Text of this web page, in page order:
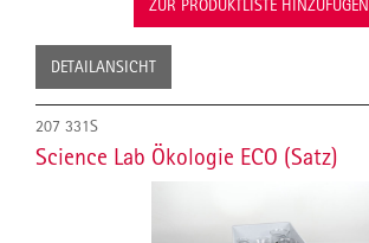
ZUR PRODUKTLISTE HINZUFÜGEN
DETAILANSICHT
207 331S
Science Lab Ökologie ECO (Satz)